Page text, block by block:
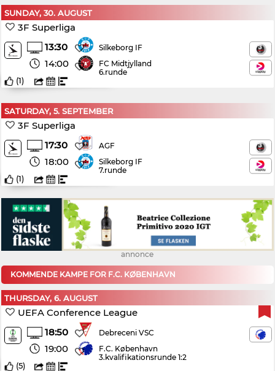
SUNDAY, 30. AUGUST
3F Superliga
13:30
14:00
Silkeborg IF
FC Midtjylland
6.runde
(1)
SATURDAY, 5. SEPTEMBER
3F Superliga
17:30
18:00
AGF
Silkeborg IF
7.runde
(1)
annonce
KOMMENDE KAMPE FOR F.C. KØBENHAVN
THURSDAY, 6. AUGUST
UEFA Conference League
18:50
19:00
Debreceni VSC
F.C. København
3.kvalifikationsrunde 1:2
(5)